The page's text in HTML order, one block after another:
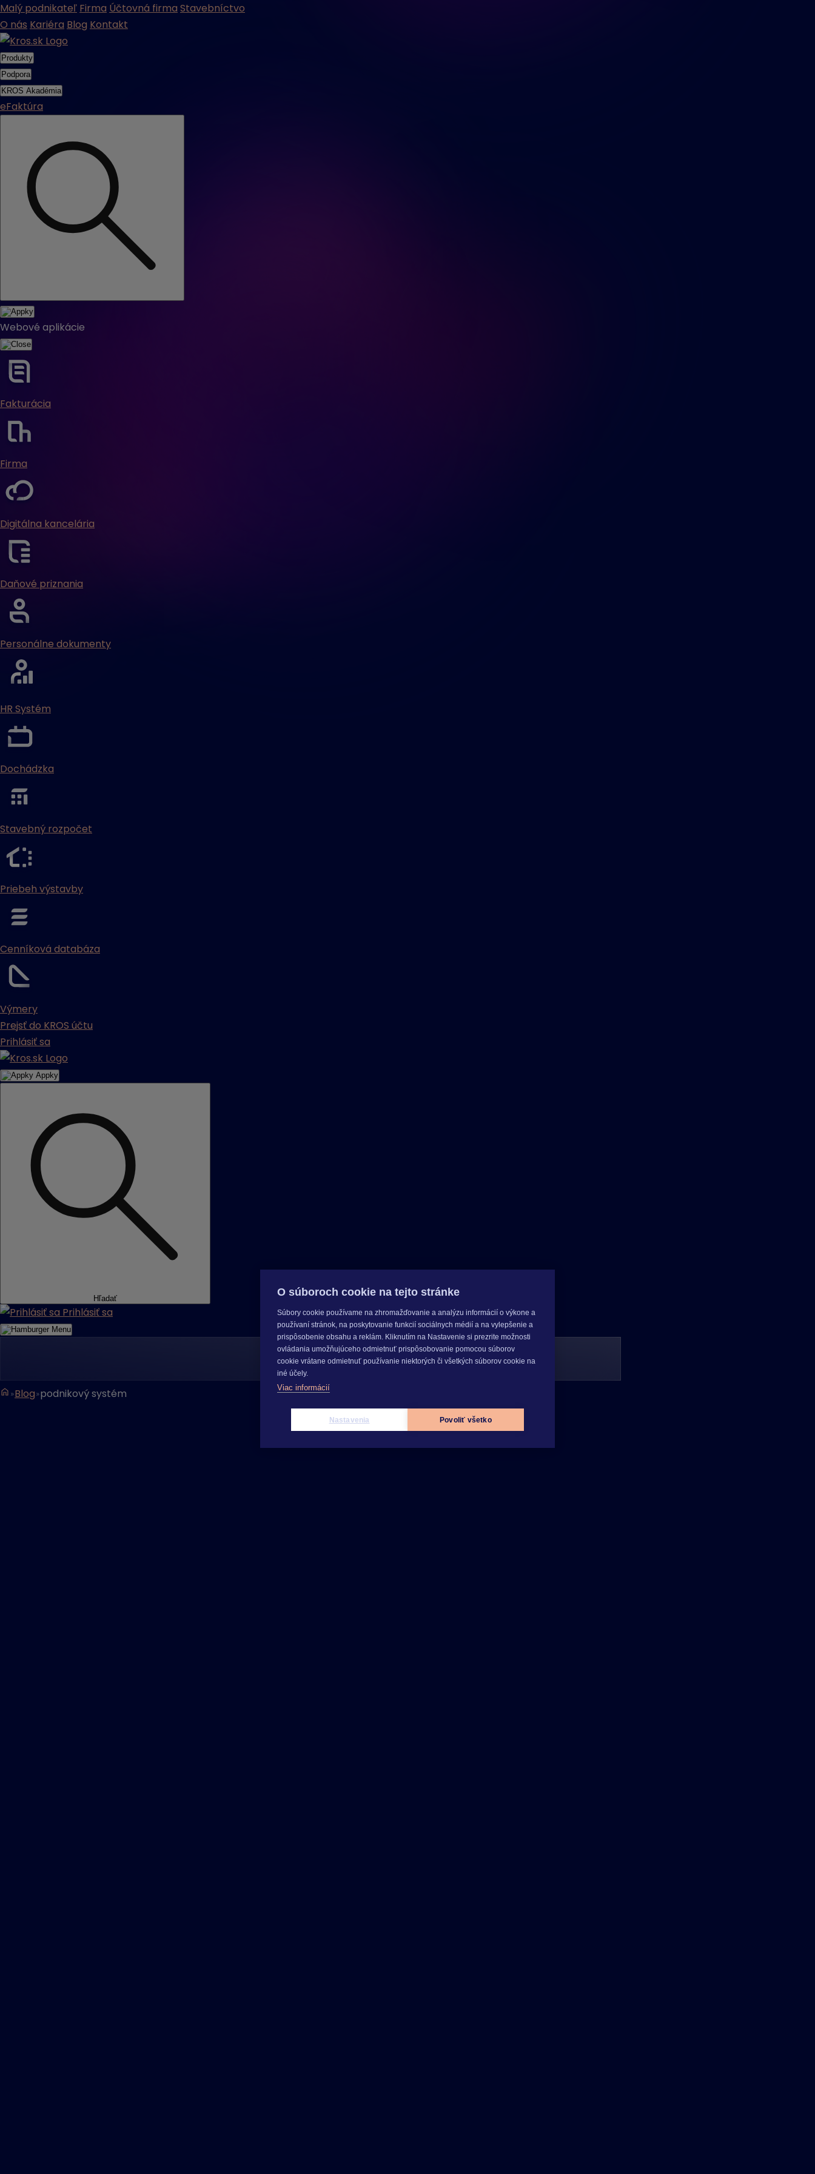
Malý podnikateľ Firma Účtovná firma Stavebníctvo
O nás Kariéra Blog Kontakt
Produkty
Podpora
KROS Akadémia
eFaktúra
Webové aplikácie
Fakturácia
Firma
Digitálna kancelária
Daňové priznania
Personálne dokumenty
HR Systém
Dochádzka
Stavebný rozpočet
Priebeh výstavby
Cenníková databáza
Výmery
Prejsť do KROS účtu
Prihlásiť sa
Appky
Hľadať
Prihlásiť sa
Menu
Blog podnikový systém
O súboroch cookie na tejto stránke
Súbory cookie používame na zhromažďovanie a analýzu informácií o výkone a
používaní stránok, na poskytovanie funkcií sociálnych médií a na vylepšenie a
prispôsobenie obsahu a reklám. Kliknutím na Nastavenie si prezrite možnosti
ovládania umožňujúceho odmietnuť prispôsobovanie pomocou súborov
cookie vrátane odmietnuť používanie niektorých či všetkých súborov cookie na
iné účely.
Viac informácií
Nastavenia Povoliť všetko